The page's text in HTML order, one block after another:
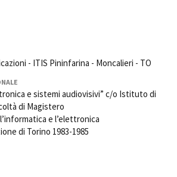
Open Day
FESTIVAL, MARKETS,
AWARDS
International Film Festival
- ITIS Pininfarina - Moncalieri - TO
e sistemi audiovisivi” c/o Istituto di
di Magistero
e l’elettronica
di Torino 1983-1985